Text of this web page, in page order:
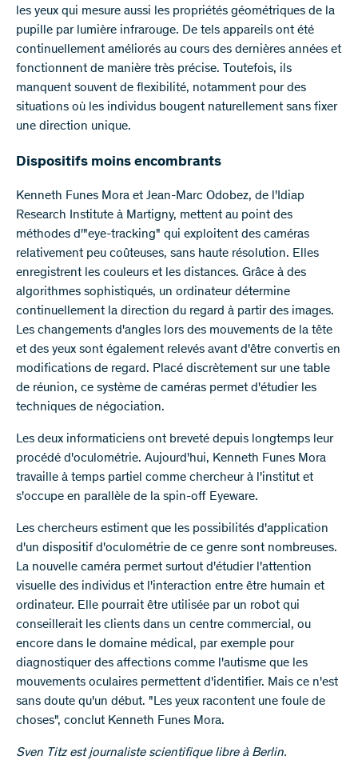
les yeux qui mesure aussi les propriétés géométriques de la
pupille par lumière infrarouge. De tels appareils ont été
continuellement améliorés au cours des dernières années et
fonctionnent de manière très précise. Toutefois, ils
manquent souvent de flexibilité, notamment pour des
situations où les individus bougent naturellement sans fixer
une direction unique.
Dispositifs moins encombrants
Kenneth Funes Mora et Jean-Marc Odobez, de l'Idiap
Research Institute à Martigny, mettent au point des
méthodes d'"eye-tracking" qui exploitent des caméras
relativement peu coûteuses, sans haute résolution. Elles
enregistrent les couleurs et les distances. Grâce à des
algorithmes sophistiqués, un ordinateur détermine
continuellement la direction du regard à partir des images.
Les changements d'angles lors des mouvements de la tête
et des yeux sont également relevés avant d'être convertis en
modifications de regard. Placé discrètement sur une table
de réunion, ce système de caméras permet d'étudier les
techniques de négociation.
Les deux informaticiens ont breveté depuis longtemps leur
procédé d'oculométrie. Aujourd'hui, Kenneth Funes Mora
travaille à temps partiel comme chercheur à l'institut et
s'occupe en parallèle de la spin-off Eyeware.
Les chercheurs estiment que les possibilités d'application
d'un dispositif d'oculométrie de ce genre sont nombreuses.
La nouvelle caméra permet surtout d'étudier l'attention
visuelle des individus et l'interaction entre être humain et
ordinateur. Elle pourrait être utilisée par un robot qui
conseillerait les clients dans un centre commercial, ou
encore dans le domaine médical, par exemple pour
diagnostiquer des affections comme l'autisme que les
mouvements oculaires permettent d'identifier. Mais ce n'est
sans doute qu'un début. "Les yeux racontent une foule de
choses", conclut Kenneth Funes Mora.
Sven Titz est journaliste scientifique libre à Berlin.